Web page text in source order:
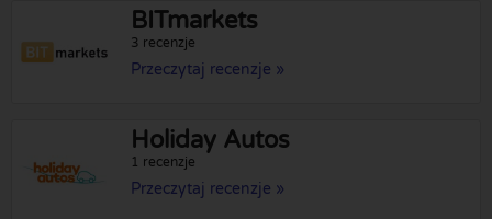
BITmarkets
3 recenzje
Przeczytaj recenzje »
Holiday Autos
1 recenzje
Przeczytaj recenzje »